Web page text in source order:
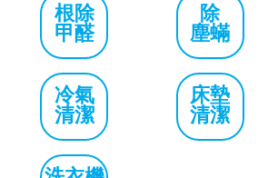
根除
甲醛
除
塵蟎
冷氣
清潔
床墊
清潔